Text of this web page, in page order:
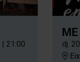
| 21:00
dj.